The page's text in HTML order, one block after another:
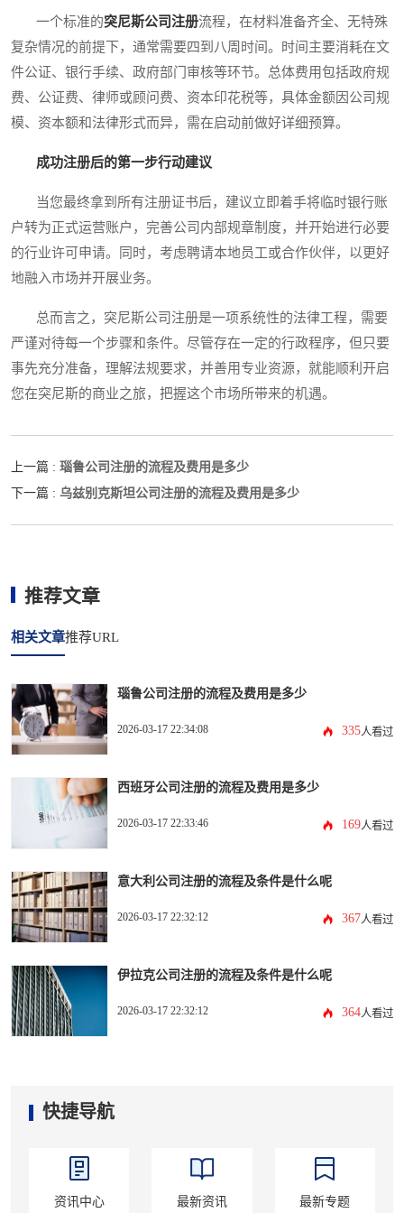
一个标准的突尼斯公司注册流程，在材料准备齐全、无特殊
复杂情况的前提下，通常需要四到八周时间。时间主要消耗在文
件公证、银行手续、政府部门审核等环节。总体费用包括政府规
费、公证费、律师或顾问费、资本印花税等，具体金额因公司规
模、资本额和法律形式而异，需在启动前做好详细预算。
成功注册后的第一步行动建议
当您最终拿到所有注册证书后，建议立即着手将临时银行账
户转为正式运营账户，完善公司内部规章制度，并开始进行必要
的行业许可申请。同时，考虑聘请本地员工或合作伙伴，以更好
地融入市场并开展业务。
总而言之，突尼斯公司注册是一项系统性的法律工程，需要
严谨对待每一个步骤和条件。尽管存在一定的行政程序，但只要
事先充分准备，理解法规要求，并善用专业资源，就能顺利开启
您在突尼斯的商业之旅，把握这个市场所带来的机遇。
上一篇 : 瑙鲁公司注册的流程及费用是多少
下一篇 : 乌兹别克斯坦公司注册的流程及费用是多少
推荐文章
相关文章推荐URL
瑙鲁公司注册的流程及费用是多少
2026-03-17 22:34:08 335人看过
西班牙公司注册的流程及费用是多少
2026-03-17 22:33:46 169人看过
意大利公司注册的流程及条件是什么呢
2026-03-17 22:32:12 367人看过
伊拉克公司注册的流程及条件是什么呢
2026-03-17 22:32:12 364人看过
快捷导航
资讯中心 最新资讯 最新专题